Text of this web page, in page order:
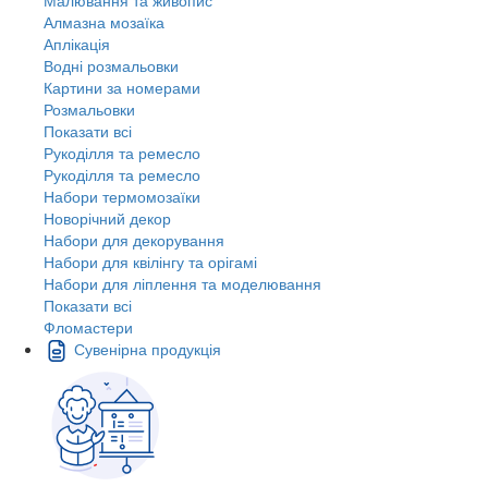
Алмазна мозаїка
Аплікація
Водні розмальовки
Картини за номерами
Розмальовки
Показати всі
Рукоділля та ремесло
Рукоділля та ремесло
Набори термомозаїки
Новорічний декор
Набори для декорування
Набори для квілінгу та орігамі
Набори для ліплення та моделювання
Показати всі
Фломастери
Сувенірна продукція